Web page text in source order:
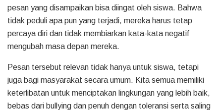
pesan yang disampaikan bisa diingat oleh siswa. Bahwa
tidak peduli apa pun yang terjadi, mereka harus tetap
percaya diri dan tidak membiarkan kata-kata negatif
mengubah masa depan mereka.
Pesan tersebut relevan tidak hanya untuk siswa, tetapi
juga bagi masyarakat secara umum. Kita semua memiliki
keterlibatan untuk menciptakan lingkungan yang lebih baik,
bebas dari bullying dan penuh dengan toleransi serta saling